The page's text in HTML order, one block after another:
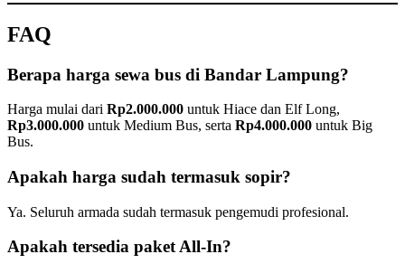
FAQ
Berapa harga sewa bus di Bandar Lampung?
Harga mulai dari Rp2.000.000 untuk Hiace dan Elf Long,
Rp3.000.000 untuk Medium Bus, serta Rp4.000.000 untuk Big
Bus.
Apakah harga sudah termasuk sopir?
Ya. Seluruh armada sudah termasuk pengemudi profesional.
Apakah tersedia paket All-In?